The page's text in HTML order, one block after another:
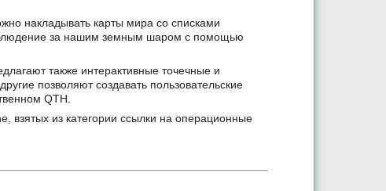
накладывать карты мира со списками
за нашим земным шаром с помощью
также интерактивные точечные и
позволяют создавать пользовательские
QTH.
взятых из категории ссылки на операционные